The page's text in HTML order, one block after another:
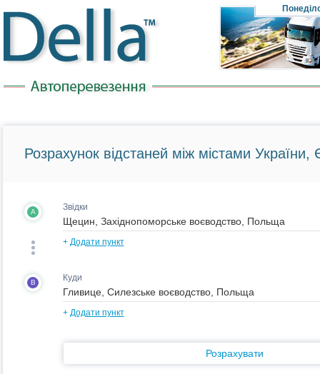
Розрахунок відстаней між містами України,
A Звідки
+ Додати пункт
B Куди
+ Додати пункт
Розрахувати